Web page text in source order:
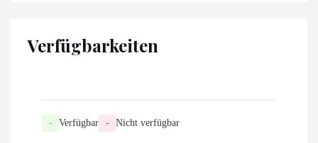
Verfügbarkeiten
- Verfügbar - Nicht verfügbar